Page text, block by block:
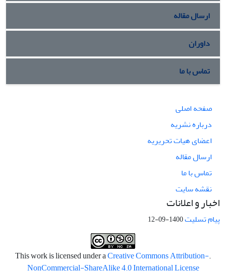
ارسال مقاله
داوران
تماس با ما
صفحه اصلی
درباره نشریه
اعضای هیات تحریریه
ارسال مقاله
تماس با ما
نقشه سایت
اخبار و اعلانات
پیام تسلیت1400-09-12
.This work is licensed under a
Creative Commons Attribution-